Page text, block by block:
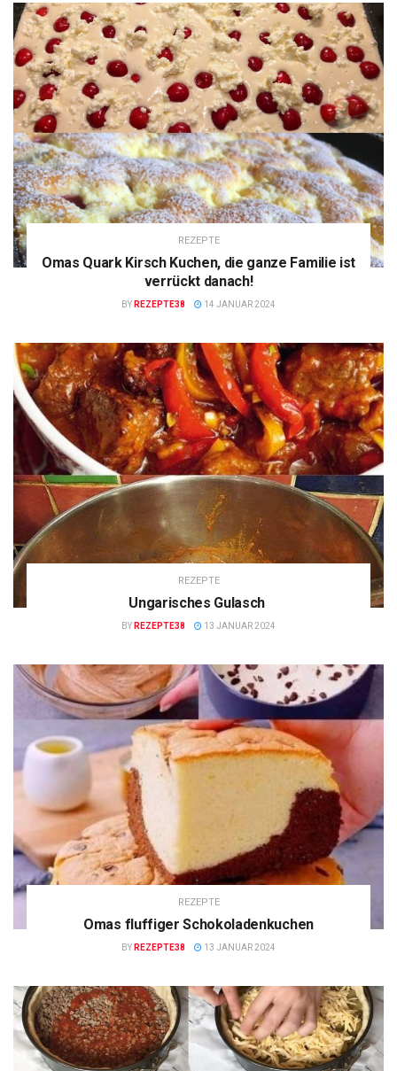
REZEPTE
Omas Quark Kirsch Kuchen, die ganze Familie ist
verrückt danach!
BY REZEPTE38 14 JANUAR 2024
REZEPTE
Ungarisches Gulasch
BY REZEPTE38 13 JANUAR 2024
REZEPTE
Omas fluffiger Schokoladenkuchen
BY REZEPTE38 13 JANUAR 2024